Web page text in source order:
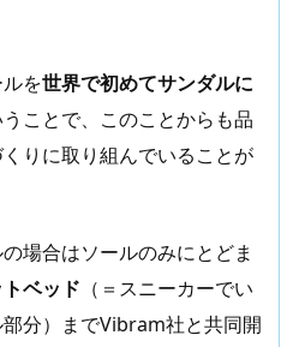
を世界で初めてサンダルに
ことで、このことからも品
りに取り組んでいることが
場合はソールのみにとどま
ベッド （＝スニーカーでい
分）までVibram社と共同開